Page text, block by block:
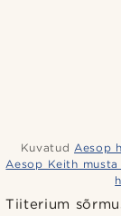
Kuvatud Aesop
Aesop Keith
Tiiterium